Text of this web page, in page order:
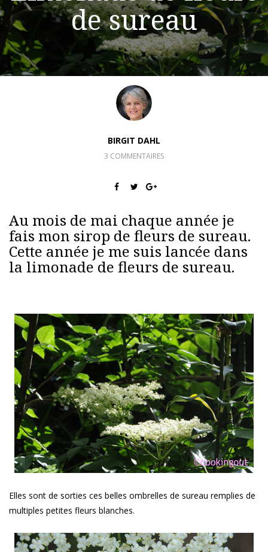
de sureau
BIRGIT DAHL
3 COMMENTAIRES
Au mois de mai chaque année je
fais mon sirop de fleurs de sureau.
Cette année je me suis lancée dans
la limonade de fleurs de sureau.
Elles sont de sorties ces belles ombrelles de sureau remplies de
multiples petites fleurs blanches.